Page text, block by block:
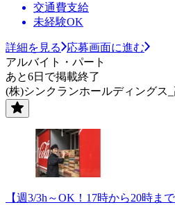
交通費支給
未経験OK
詳細を見る
応募画面に進む
アルバイト・パート
あと6日で掲載終了
(株)シンクランホールディングス
【週3/3h～OK！17時から20時ま